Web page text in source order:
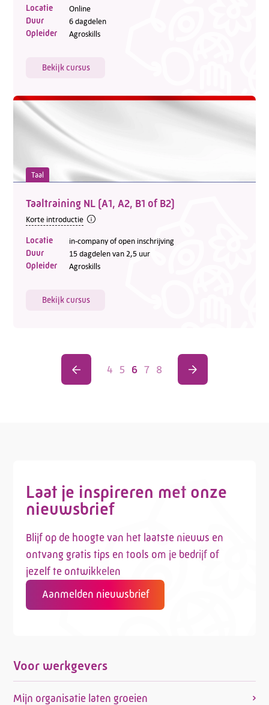
Locatie Online
Duur 6 dagdelen
Opleider Agroskills
Bekijk cursus
Taal
Taaltraining NL (A1, A2, B1 of B2)
Korte introductie
Locatie in-company of open inschrijving
Duur 15 dagdelen van 2,5 uur
Opleider Agroskills
Bekijk cursus
4 5 6 7 8
Laat je inspireren met onze
nieuwsbrief
Blijf op de hoogte van het laatste nieuws en
ontvang gratis tips en tools om je bedrijf of
jezelf te ontwikkelen
Aanmelden nieuwsbrief
Voor werkgevers
Mijn organisatie laten groeien